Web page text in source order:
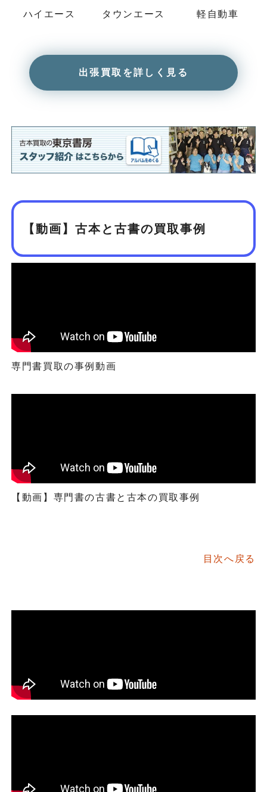
ハイエース タウンエース 軽自動車
出張買取を詳しく見る
【動画】古本と古書の買取事例
専門書買取の事例動画
【動画】専門書の古書と古本の買取事例
目次へ戻る